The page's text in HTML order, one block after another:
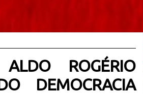
ROGÉRIO
DEMOCRACIA